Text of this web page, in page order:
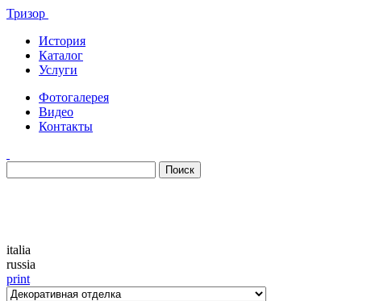
Тризор
История
Каталог
Услуги
Фотогалерея
Видео
Контакты
italia
russia
print